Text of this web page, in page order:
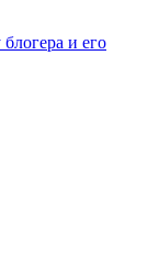
и его